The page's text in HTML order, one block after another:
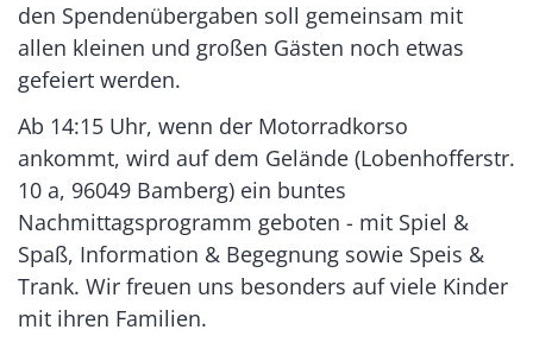
den Spendenübergaben soll gemeinsam mit
allen kleinen und großen Gästen noch etwas
gefeiert werden.
Ab 14:15 Uhr, wenn der Motorradkorso
ankommt, wird auf dem Gelände (Lobenhofferstr.
10 a, 96049 Bamberg) ein buntes
Nachmittagsprogramm geboten - mit Spiel &
Spaß, Information & Begegnung sowie Speis &
Trank. Wir freuen uns besonders auf viele Kinder
mit ihren Familien.